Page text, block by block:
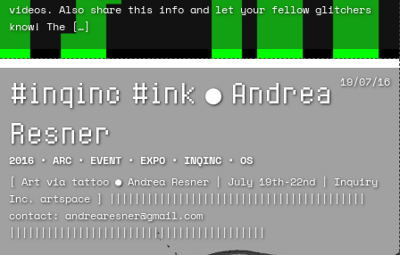
videos. Also share this info and let your fellow glitchers
know! The […]
19/07/16
#inqinc #ink ● Andrea
Resner
2016• ARC• EVENT• EXPO• INQINC• OS
[ Art via tattoo ● Andrea Resner | July 19th-22nd | Inquiry
Inc. artspace ] |||||||||||||||||||||||||||||||||||||||||
contact: andrearesner@gmail.com
|||||||||||||||||||||||||||||||||||||||||